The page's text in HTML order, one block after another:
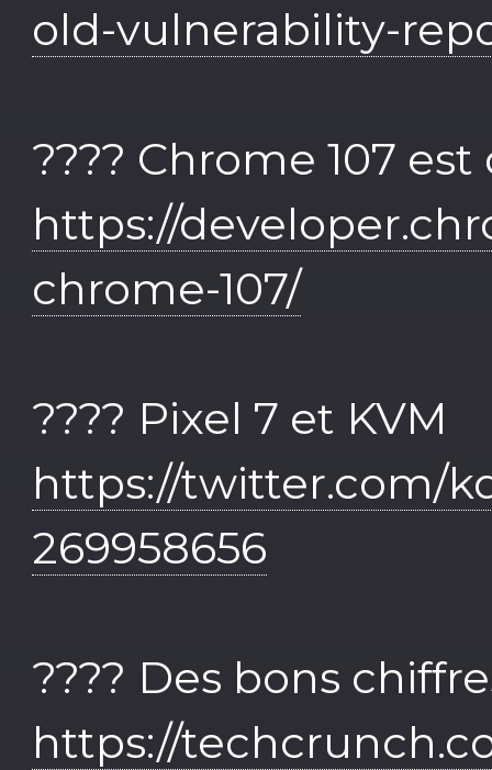
old-vulnerability-
???? Chrome 107
https://
chrome-107/
???? Pixel 7 et KVM
https://twitter.com/
269958656
???? Des bons
https://